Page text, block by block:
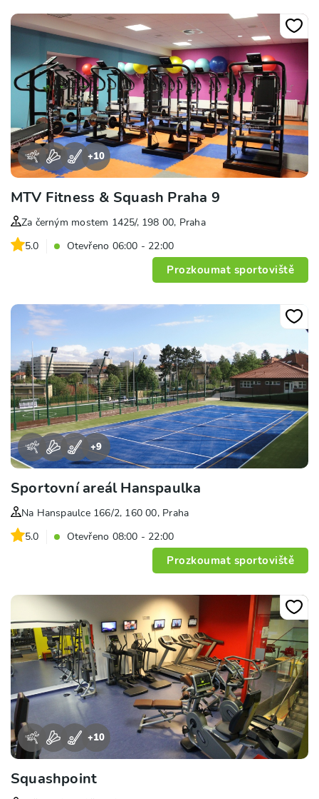
+10
MTV Fitness & Squash Praha 9
Za černým mostem 1425/, 198 00, Praha
5.0
Otevřeno 06:00 - 22:00
Prozkoumat sportoviště
+9
Sportovní areál Hanspaulka
Na Hanspaulce 166/2, 160 00, Praha
5.0
Otevřeno 08:00 - 22:00
Prozkoumat sportoviště
+10
Squashpoint